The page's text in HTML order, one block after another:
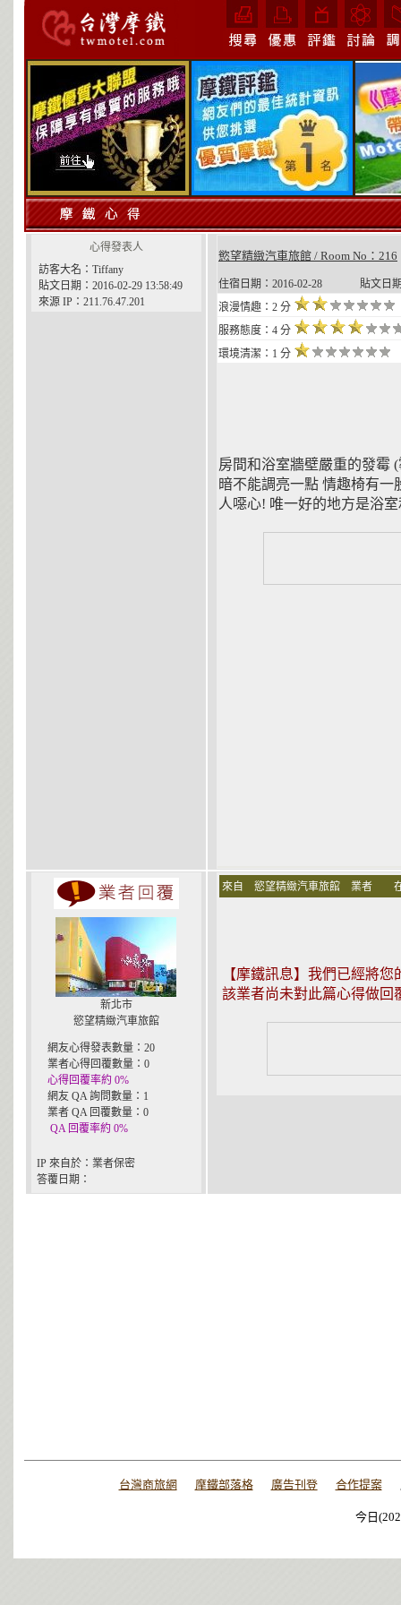
心得發表人
訪客大名：Tiffany
貼文日期：2016-02-29 13:58:49
來源 IP：211.76.47.201
慾望精緻汽車旅館 / Room No：216
住宿日期：2016-02-28 貼文日期：
浪漫情趣：2 分
服務態度：4 分
環境清潔：1 分
房間和浴室牆壁嚴重的發霉
暗不能調亮一點 情趣椅有
人噁心! 唯一好的地方是浴
新北市
慾望精緻汽車旅館
網友心得發表數量：20
業者心得回覆數量：0
心得回覆率約 0%
網友 QA 詢問數量：1
業者 QA 回覆數量：0
QA 回覆率約 0%
IP 來自於：業者保密
答覆日期：
來自 慾望精緻汽車旅館 業者
【摩鐵訊息】我們已經將
該業者尚未對此篇心得做回
台灣商旅網 摩鐵部落格 廣告刊登 合作提案
今日